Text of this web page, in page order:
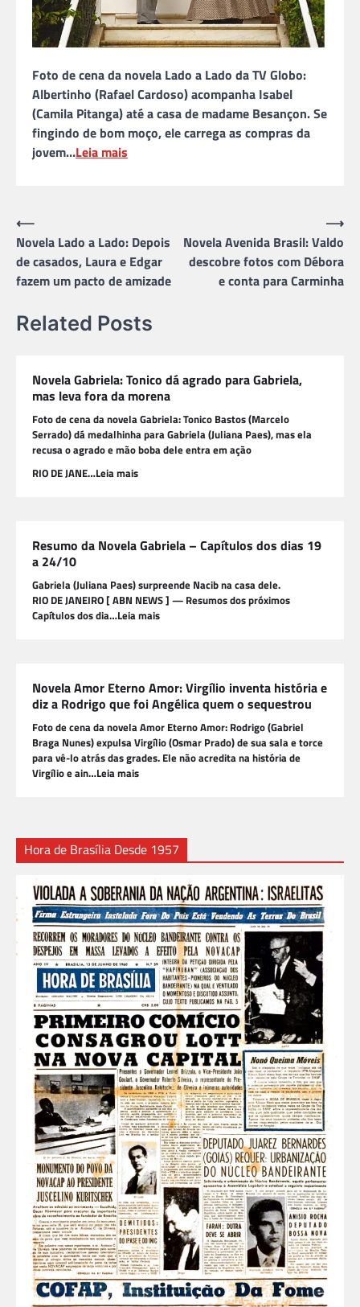
Foto de cena da novela Lado a Lado da TV Globo:
Albertinho (Rafael Cardoso) acompanha Isabel
(Camila Pitanga) até a casa de madame Besançon. Se
fingindo de bom moço, ele carrega as compras da
jovem…Leia mais
Navegação
de
Post
⟵
Novela Lado a Lado: Depois
de casados, Laura e Edgar
fazem um pacto de amizade
Novela Avenida Brasil: Valdo
descobre fotos com Débora
e conta para Carminha
⟶
Related Posts
Novela Gabriela: Tonico dá agrado para Gabriela,
mas leva fora da morena
Foto de cena da novela Gabriela: Tonico Bastos (Marcelo
Serrado) dá medalhinha para Gabriela (Juliana Paes), mas ela
recusa o agrado e mão boba dele entra em ação
RIO DE JANE…Leia mais
Resumo da Novela Gabriela – Capítulos dos dias 19
a 24/10
Gabriela (Juliana Paes) surpreende Nacib na casa dele.
RIO DE JANEIRO [ ABN NEWS ] — Resumos dos próximos
Capítulos dos dia…Leia mais
Novela Amor Eterno Amor: Virgílio inventa história e
diz a Rodrigo que foi Angélica quem o sequestrou
Foto de cena da novela Amor Eterno Amor: Rodrigo (Gabriel
Braga Nunes) expulsa Virgílio (Osmar Prado) de sua sala e torce
para vê-lo atrás das grades. Ele não acredita na história de
Virgílio e ain…Leia mais
Hora de Brasília Desde 1957